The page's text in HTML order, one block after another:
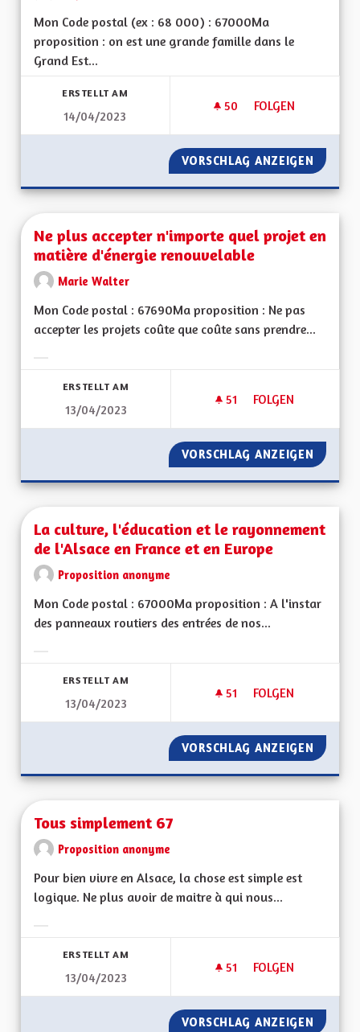
Mon Code postal (ex : 68 000) : 67000Ma
proposition : on est une grande famille dans le
Grand Est...
ERSTELLT AM
14/04/2023
50 50 FOLLOWER
FOLGEN
RESTONS DANS
VORSCHLAG ANZEIGEN
Ne plus accepter n'importe quel projet en
matière d'énergie renouvelable
Marie Walter
Mon Code postal : 67690Ma proposition : Ne pas
accepter les projets coûte que coûte sans prendre...
ERSTELLT AM
13/04/2023
51 51 FOLLOWER
FOLGEN
NE PLUS
VORSCHLAG ANZEIGEN NE
La culture, l'éducation et le rayonnement
de l'Alsace en France et en Europe
Proposition anonyme
Mon Code postal : 67000Ma proposition : A l'instar
des panneaux routiers des entrées de nos...
ERSTELLT AM
13/04/2023
51 51 FOLLOWER
FOLGEN
LA CULTURE,
VORSCHLAG ANZEIGEN LA
Tous simplement 67
Proposition anonyme
Pour bien vivre en Alsace, la chose est simple est
logique. Ne plus avoir de maitre à qui nous...
ERSTELLT AM
13/04/2023
51 51 FOLLOWER
FOLGEN
TOUS
VORSCHLAG ANZEIGEN TOUS